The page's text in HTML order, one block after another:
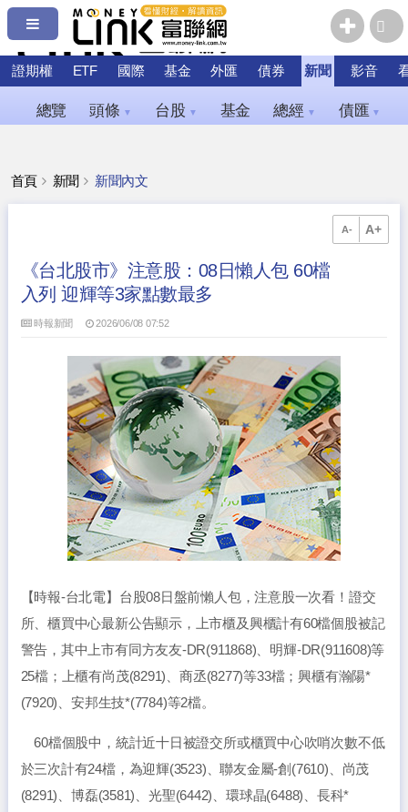
證期權 ETF 國際 基金 外匯 債券 新聞 影音
總覽 頭條 ▼ 台股 ▼ 基金 總經 ▼ 債匯 ▼
首頁 新聞 新聞內文
A- A+
《台北股市》注意股：08日懶人包 60檔
入列 迎輝等3家點數最多
時報新聞 2026/06/08 07:52
【時報-台北電】台股08日盤前懶人包，注意股一次看！證交
所、櫃買中心最新公告顯示，上市櫃及興櫃計有60檔個股被記
警告，其中上市有同方友友-DR(911868)、明輝-DR(911608)等
25檔；上櫃有尚茂(8291)、商丞(8277)等33檔；興櫃有瀚陽*
(7920)、安邦生技*(7784)等2檔。
60檔個股中，統計近十日被證交所或櫃買中心吹哨次數不低
於三次計有24檔，為迎輝(3523)、聯友金屬-創(7610)、尚茂
(8291)、博磊(3581)、光聖(6442)、環球晶(6488)、長科*